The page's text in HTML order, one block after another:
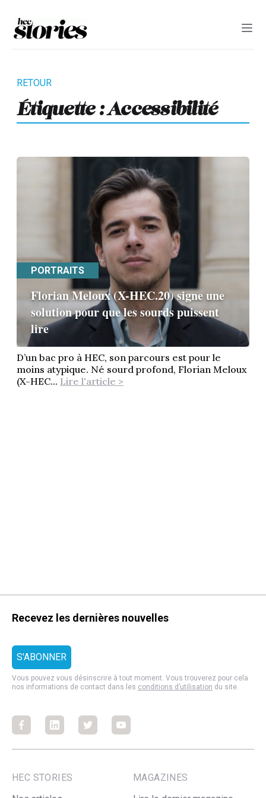
Étiquette : Accessibilité
PORTRAITS
Florian Meloux (X-HEC.20) signe une
solution pour que les sourds puissent
lire
D’un bac pro à HEC, son parcours est pour le
moins atypique. Né sourd profond, Florian Meloux
(X-HEC... Lire l'article >
Recevez les dernières nouvelles
Vous pouvez vous désinscrire à tout moment. Vous trouverez pour cela
nos informations de contact dans les conditions d’utilisation du site.
FacebookFacebookFacebookFacebook
HEC STORIES
MAGAZINES